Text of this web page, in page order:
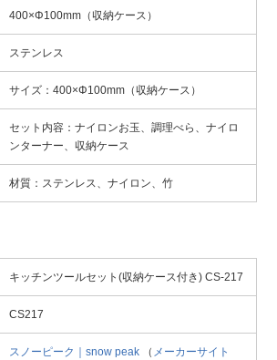
400×Φ100mm（収納ケース）
ステンレス
サイズ：400×Φ100mm（収納ケース）
セット内容：ナイロンお玉、調理べら、ナイロ
ンターナー、収納ケース
材質：ステンレス、ナイロン、竹
キッチンツールセット(収納ケース付き) CS-217
CS217
スノーピーク｜snow peak （ メーカーサイト